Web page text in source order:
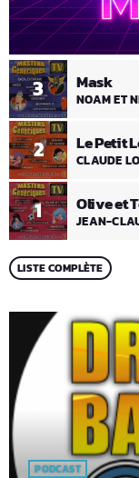
1 Olive et
JEAN-
2 Le Petit
CLAUDE
3 Mask
NOAM ET
LISTE COMPLÈTE
PODCAST